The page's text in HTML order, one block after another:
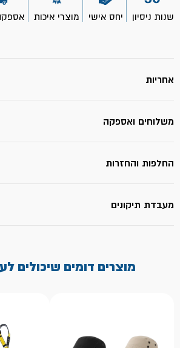
שנות ניסיון יחס אישי מוצרי איכות
אחריות
משלוחים ואספקה
החלפות והחזרות
מעבדת תיקונים
מוצרים דומים שיכולים